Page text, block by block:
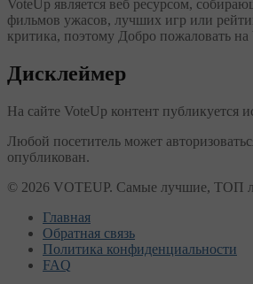
VoteUp является веб ресурсом,
фильмов ужасов, лучших игр или
критика, поэтому Добро пожаловать
Дисклеймер
На сайте VoteUp контент
Любой посетитель может
опубликован.
© 2026 VOTEUP. Самые лучшие, ТОП
Главная
Обратная связь
Политика конфиденциальности
FAQ